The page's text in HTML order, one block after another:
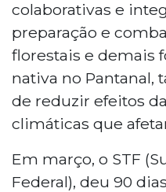
colaborativas e
preparação e
florestais e demais
nativa no Pantanal,
de reduzir efeitos
climáticas que
Em março, o STF
Federal), deu 90